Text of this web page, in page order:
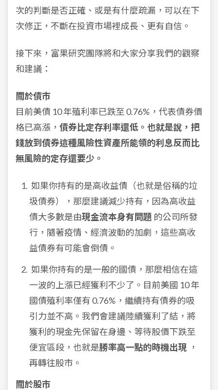
次的判斷是否正確、或是有什麼疏漏，可以在下
次修正，不斷在投資市場裡成長、更有自信。
接下來，富果研究團隊將和大家分享我們的觀察
和建議：
關於債市
目前美債 10 年殖利率已跌至 0.76%，代表債券價
格已高漲， 債券比定存利率還低。也就是說，把
錢放到債券這種風險性資產所能領的利息反而比
無風險的定存還要少。
如果你持有的是高收益債（也就是俗稱的垃
圾債券），那麼建議減少持有，因為高收益
債大多數是由現金流本身有問題 的公司所發
行，隨著疫情、經濟波動的加劇，這些高收
益債券有可能會倒債。
如果你持有的是一般的國債，那麼相信在這
一波的上漲已經獲利不少了。目前美國 10 年
國債殖利率僅有 0.76%，繼續持有債券的吸
引力並不高。我們會建議陸續獲利了結，將
獲利的現金先保留在身邊、等待股價下跌至
便宜區段，也就是勝率高一點的時機出現 ，
再轉往股市。
關於股市